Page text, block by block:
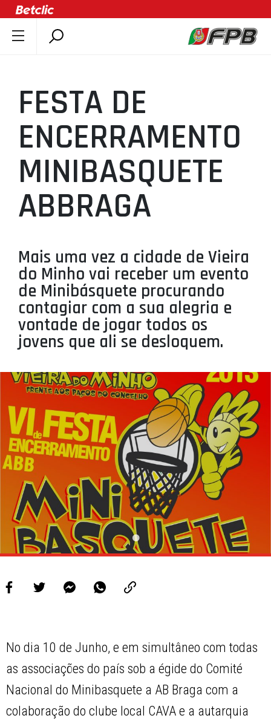
ÚLTIMAS
COMPETIÇÕES
ASSOCIAÇÕES
CLUBES
AGENTES
AGENDA
MINIBASQUETE
ÁREA TÉCNICA
PROJETOS
LIGA BETCLIC MASCULINA
LIGA BETCLIC FEMININA
FESTA DE
ENCERRAMENTO
MINIBASQUETE
ABBRAGA
Mais uma vez a cidade de Vieira
do Minho vai receber um evento
de Minibásquete procurando
contagiar com a sua alegria e
vontade de jogar todos os
jovens que ali se desloquem.
No dia 10 de Junho, e em simultâneo com todas
as associações do país sob a égide do Comité
Nacional do Minibasquete a AB Braga com a
colaboração do clube local CAVA e a autarquia